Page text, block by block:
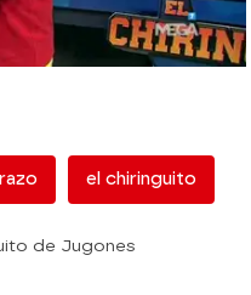
2017, 02:46
el chiringuito
de Jugones